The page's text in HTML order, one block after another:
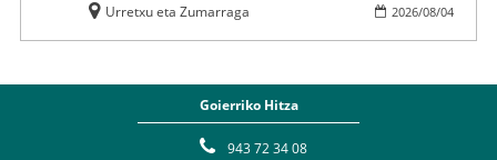
2026/08/04
Urretxu eta Zumarraga
Goierriko Hitza
943 72 34 08